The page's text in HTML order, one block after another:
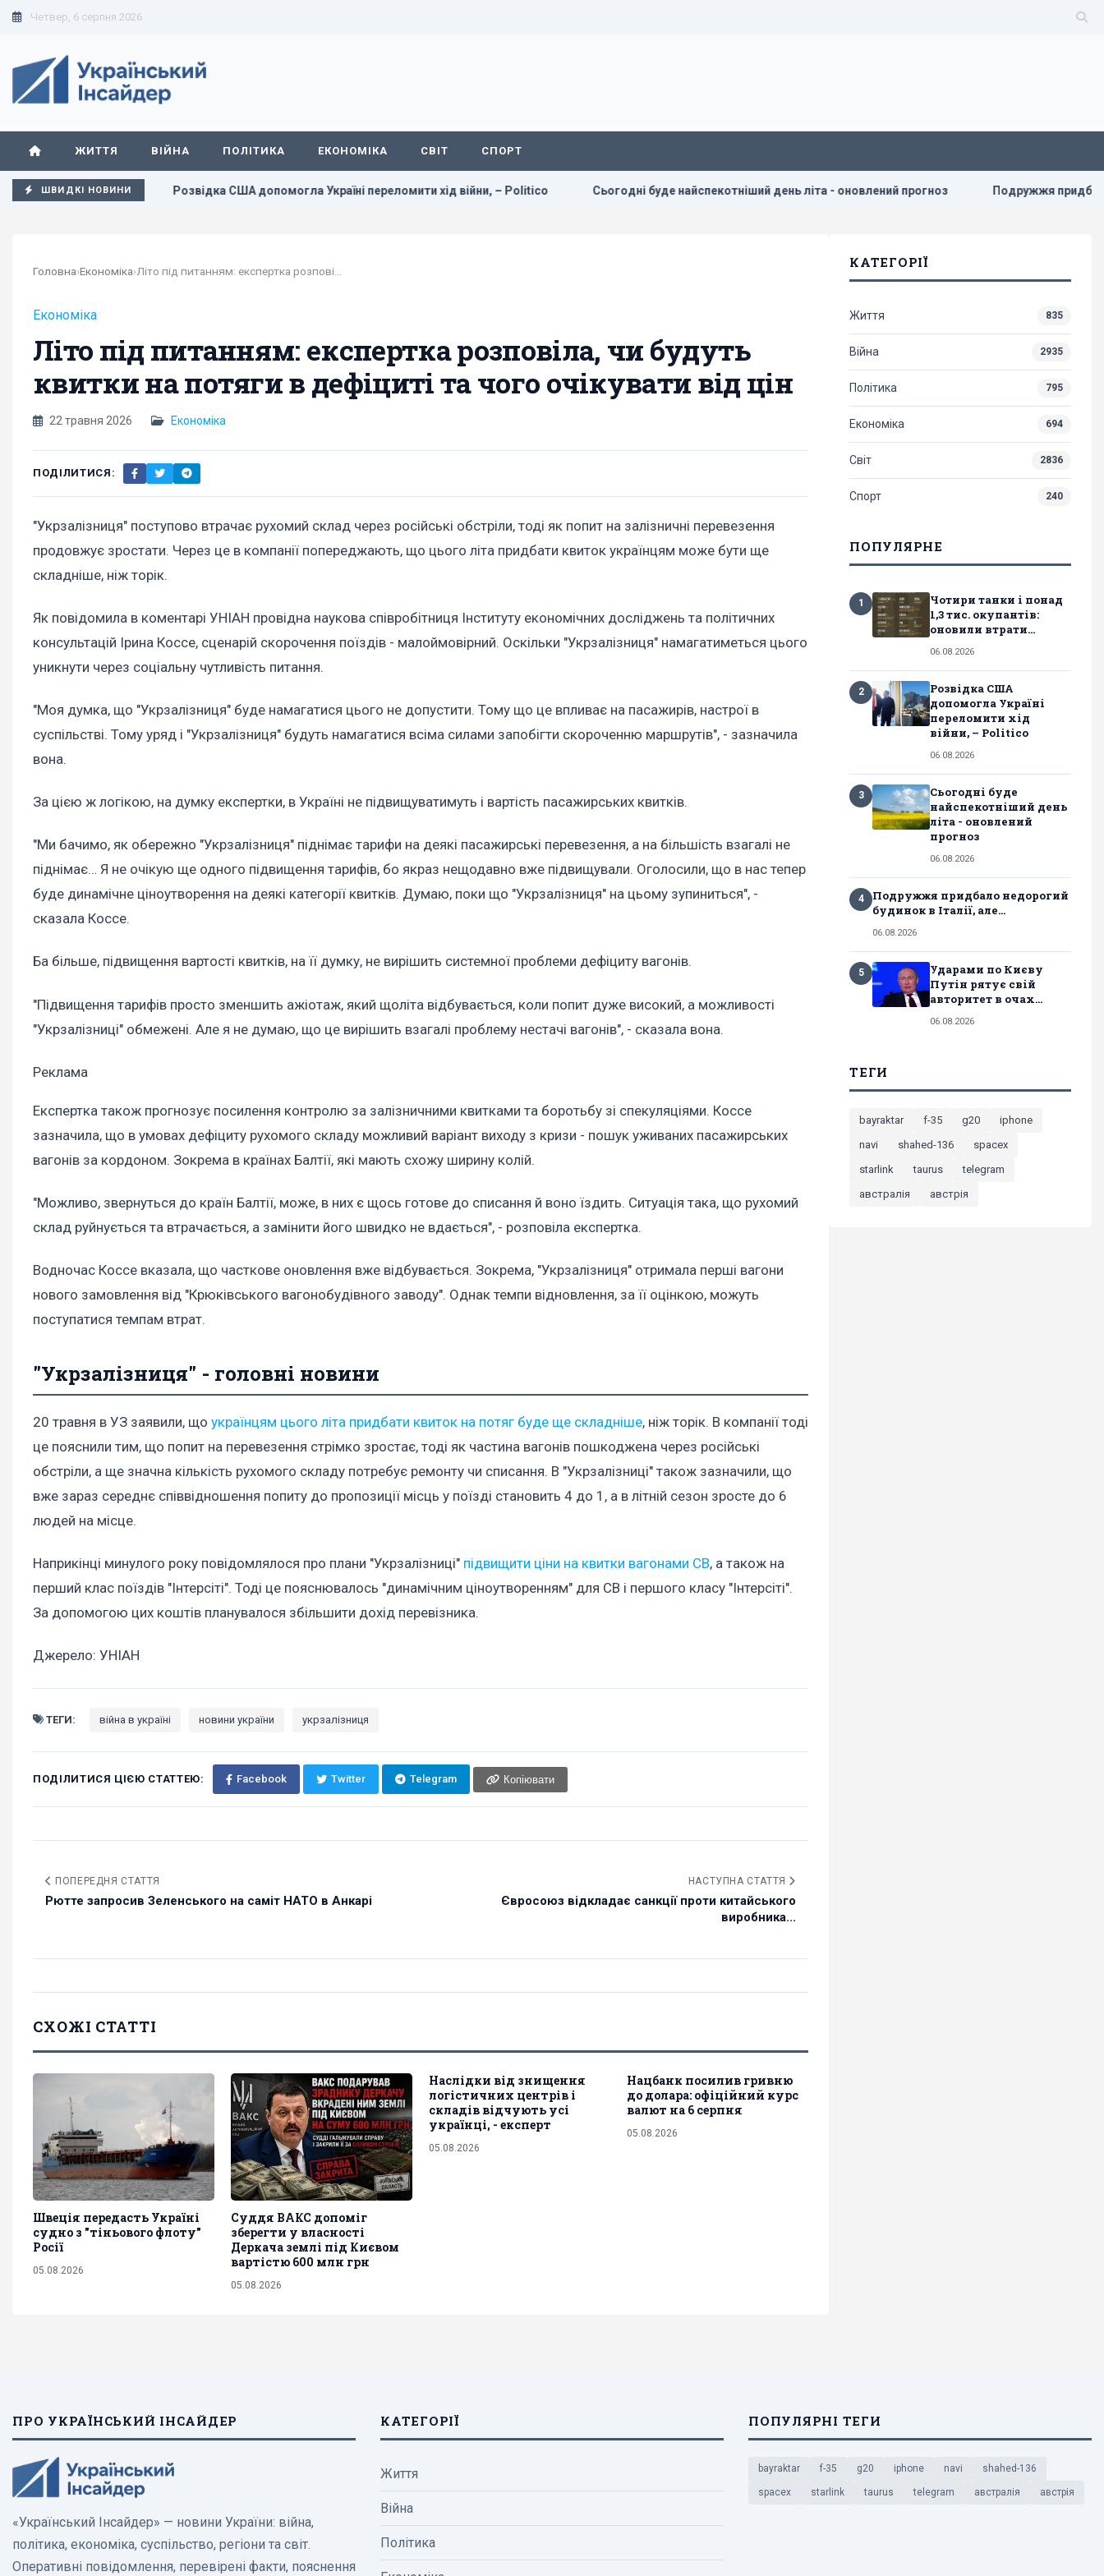
Четвер, 6 серпня 2026
ЖИТТЯ ВІЙНА ПОЛІТИКА ЕКОНОМІКА СВІТ СПОРТ
ШВИДКІ НОВИНИ
РФ за добу Розвідка США допомогла Україні переломити хід війни, – Politico Сьогодні буде найспекотніший день літа - оновлений прогноз Подружжя придбало
Головна›Економіка›
Економіка
Літо під питанням: експертка розповіла, чи будуть
квитки на потяги в дефіциті та чого очікувати від цін
22 травня 2026 Економіка
ПОДІЛИТИСЯ:
"Укрзалізниця" поступово втрачає рухомий склад через російські обстріли, тоді як попит на залізничні перевезення
продовжує зростати. Через це в компанії попереджають, що цього літа придбати квиток українцям може бути ще
складніше, ніж торік.
Як повідомила в коментарі УНІАН провідна наукова співробітниця Інституту економічних досліджень та політичних
консультацій Ірина Коссе, сценарій скорочення поїздів - малоймовірний. Оскільки "Укрзалізниця" намагатиметься цього
уникнути через соціальну чутливість питання.
"Моя думка, що "Укрзалізниця" буде намагатися цього не допустити. Тому що це впливає на пасажирів, настрої в
суспільстві. Тому уряд і "Укрзалізниця" будуть намагатися всіма силами запобігти скороченню маршрутів", - зазначила
вона.
За цією ж логікою, на думку експертки, в Україні не підвищуватимуть і вартість пасажирських квитків.
"Ми бачимо, як обережно "Укрзалізниця" піднімає тарифи на деякі пасажирські перевезення, а на більшість взагалі не
піднімає… Я не очікую ще одного підвищення тарифів, бо якраз нещодавно вже підвищували. Оголосили, що в нас тепер
буде динамічне ціноутворення на деякі категорії квитків. Думаю, поки що "Укрзалізниця" на цьому зупиниться", -
сказала Коссе.
Ба більше, підвищення вартості квитків, на її думку, не вирішить системної проблеми дефіциту вагонів.
"Підвищення тарифів просто зменшить ажіотаж, який щоліта відбувається, коли попит дуже високий, а можливості
"Укрзалізниці" обмежені. Але я не думаю, що це вирішить взагалі проблему нестачі вагонів", - сказала вона.
Реклама
Експертка також прогнозує посилення контролю за залізничними квитками та боротьбу зі спекуляціями. Коссе
зазначила, що в умовах дефіциту рухомого складу можливий варіант виходу з кризи - пошук уживаних пасажирських
вагонів за кордоном. Зокрема в країнах Балтії, які мають схожу ширину колій.
"Можливо, звернуться до країн Балтії, може, в них є щось готове до списання й воно їздить. Ситуація така, що рухомий
склад руйнується та втрачається, а замінити його швидко не вдається", - розповіла експертка.
Водночас Коссе вказала, що часткове оновлення вже відбувається. Зокрема, "Укрзалізниця" отримала перші вагони
нового замовлення від "Крюківського вагонобудівного заводу". Однак темпи відновлення, за її оцінкою, можуть
поступатися темпам втрат.
"Укрзалізниця" - головні новини
20 травня в УЗ заявили, що українцям цього літа придбати квиток на потяг буде ще складніше, ніж торік. В компанії тоді
це пояснили тим, що попит на перевезення стрімко зростає, тоді як частина вагонів пошкоджена через російські
обстріли, а ще значна кількість рухомого складу потребує ремонту чи списання. В "Укрзалізниці" також зазначили, що
вже зараз середнє співвідношення попиту до пропозиції місць у поїзді становить 4 до 1, а в літній сезон зросте до 6
людей на місце.
Наприкінці минулого року повідомлялося про плани "Укрзалізниці" підвищити ціни на квитки вагонами СВ, а також на
перший клас поїздів "Інтерсіті". Тоді це пояснювалось "динамічним ціноутворенням" для СВ і першого класу "Інтерсіті".
За допомогою цих коштів планувалося збільшити дохід перевізника.
Джерело: УНІАН
ТЕГИ: війна в україні новини україни укрзалізниця
ПОДІЛИТИСЯ ЦІЄЮ СТАТТЕЮ: Facebook Twitter Telegram Копіювати
ПОПЕРЕДНЯ СТАТТЯ
Рютте запросив Зеленського на саміт НАТО в Анкарі
НАСТУПНА СТАТТЯ
Євросоюз відкладає санкції проти китайського
виробника...
СХОЖІ СТАТТІ
Швеція передасть Україні
судно з "тіньового флоту"
Росії
05.08.2026
Суддя ВАКС допоміг
зберегти у власності
Деркача землі під Києвом
вартістю 600 млн грн
05.08.2026
Наслідки від знищення
логістичних центрів і
складів відчують усі
українці, - експерт
05.08.2026
Нацбанк посилив гривню
до долара: офіційний курс
валют на 6 серпня
05.08.2026
КАТЕГОРІЇ
Життя 835
Війна 2935
Політика 795
Економіка 694
Світ 2836
Спорт 240
ПОПУЛЯРНЕ
1
Чотири танки і понад
1,3 тис. окупантів:
оновили втрати...
06.08.2026
2
Розвідка США
допомогла Україні
переломити хід
війни, – Politico
06.08.2026
3
Сьогодні буде
найспекотніший день
літа - оновлений
прогноз
06.08.2026
4
Подружжя придбало недорогий
будинок в Італії, але...
06.08.2026
5
Ударами по Києву
Путін рятує свій
авторитет в очах...
06.08.2026
ТЕГИ
bayraktar f-35 g20
iphone
navi
shahed-136
spacex
starlink
taurus
telegram
австралія
австрія
ПРО УКРАЇНСЬКИЙ ІНСАЙДЕР
«Український Інсайдер» — новини України: війна,
політика, економіка, суспільство, регіони та світ.
Оперативні повідомлення, перевірені факти, пояснення
КАТЕГОРІЇ
Життя
Війна
Політика
ПОПУЛЯРНІ ТЕГИ
bayraktar f-35 g20 iphone navi shahed-136
spacex starlink taurus telegram австралія австрія